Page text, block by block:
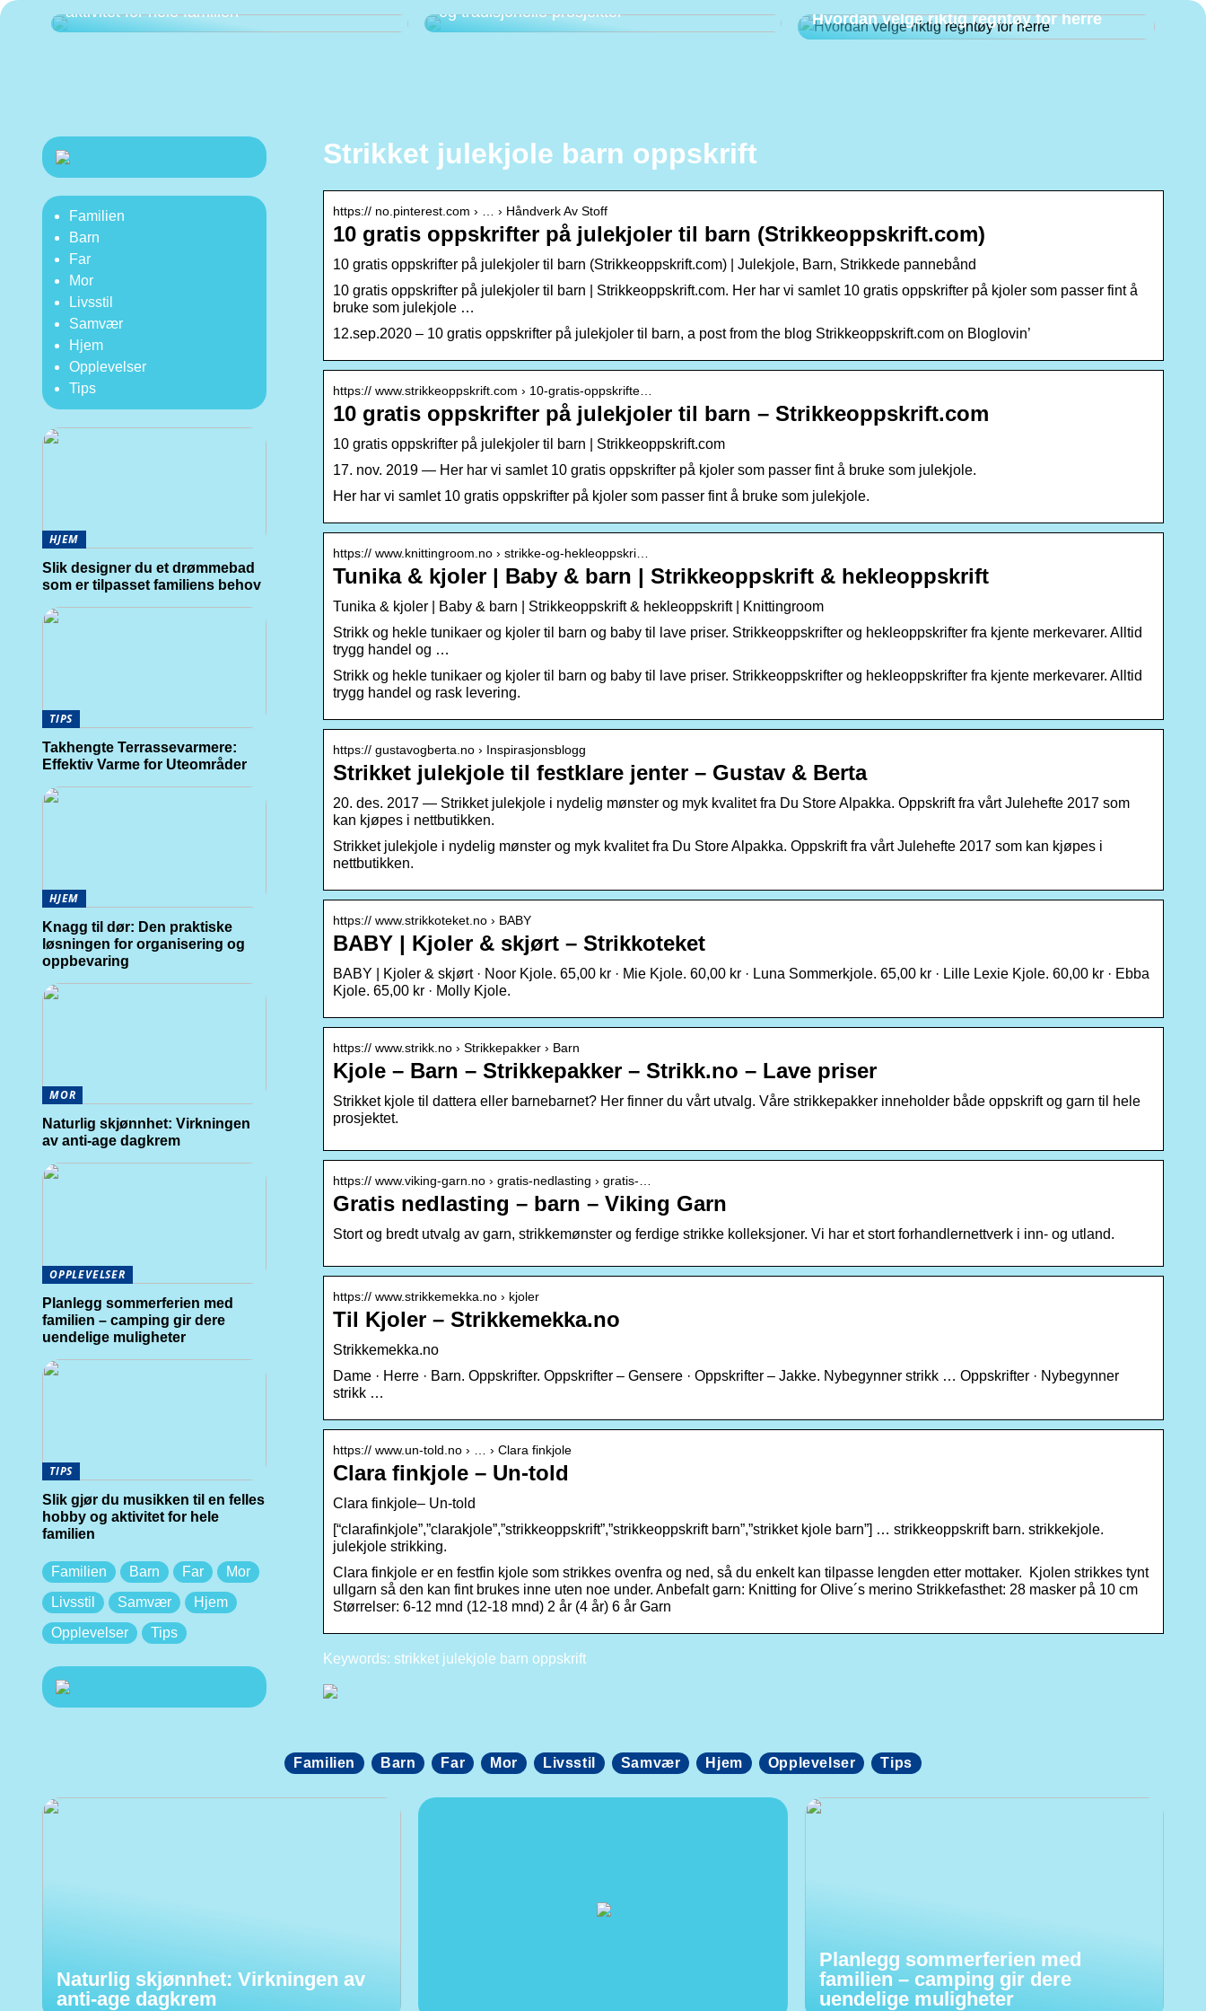
aktivitet for hele familien
og tradisjonelle prosjekter
Hvordan velge riktig regntøy for herre
Strikket julekjole barn oppskrift
https:// no.pinterest.com › … › Håndverk Av Stoff
10 gratis oppskrifter på julekjoler til barn (Strikkeoppskrift.com)
10 gratis oppskrifter på julekjoler til barn (Strikkeoppskrift.com) | Julekjole, Barn, Strikkede pannebånd
10 gratis oppskrifter på julekjoler til barn | Strikkeoppskrift.com. Her har vi samlet 10 gratis oppskrifter på kjoler som passer fint å
bruke som julekjole …
12.sep.2020 – 10 gratis oppskrifter på julekjoler til barn, a post from the blog Strikkeoppskrift.com on Bloglovin’
https:// www.strikkeoppskrift.com › 10-gratis-oppskrifte…
10 gratis oppskrifter på julekjoler til barn – Strikkeoppskrift.com
10 gratis oppskrifter på julekjoler til barn | Strikkeoppskrift.com
17. nov. 2019 — Her har vi samlet 10 gratis oppskrifter på kjoler som passer fint å bruke som julekjole.
Her har vi samlet 10 gratis oppskrifter på kjoler som passer fint å bruke som julekjole.
https:// www.knittingroom.no › strikke-og-hekleoppskri…
Tunika & kjoler | Baby & barn | Strikkeoppskrift & hekleoppskrift
Tunika & kjoler | Baby & barn | Strikkeoppskrift & hekleoppskrift | Knittingroom
Strikk og hekle tunikaer og kjoler til barn og baby til lave priser. Strikkeoppskrifter og hekleoppskrifter fra kjente merkevarer. Alltid
trygg handel og …
Strikk og hekle tunikaer og kjoler til barn og baby til lave priser. Strikkeoppskrifter og hekleoppskrifter fra kjente merkevarer. Alltid
trygg handel og rask levering.
https:// gustavogberta.no › Inspirasjonsblogg
Strikket julekjole til festklare jenter – Gustav & Berta
20. des. 2017 — Strikket julekjole i nydelig mønster og myk kvalitet fra Du Store Alpakka. Oppskrift fra vårt Julehefte 2017 som
kan kjøpes i nettbutikken.
Strikket julekjole i nydelig mønster og myk kvalitet fra Du Store Alpakka. Oppskrift fra vårt Julehefte 2017 som kan kjøpes i
nettbutikken.
https:// www.strikkoteket.no › BABY
BABY | Kjoler & skjørt – Strikkoteket
BABY | Kjoler & skjørt · Noor Kjole. 65,00 kr · Mie Kjole. 60,00 kr · Luna Sommerkjole. 65,00 kr · Lille Lexie Kjole. 60,00 kr · Ebba
Kjole. 65,00 kr · Molly Kjole.
https:// www.strikk.no › Strikkepakker › Barn
Kjole – Barn – Strikkepakker – Strikk.no – Lave priser
Strikket kjole til dattera eller barnebarnet? Her finner du vårt utvalg. Våre strikkepakker inneholder både oppskrift og garn til hele
prosjektet.
https:// www.viking-garn.no › gratis-nedlasting › gratis-…
Gratis nedlasting – barn – Viking Garn
Stort og bredt utvalg av garn, strikkemønster og ferdige strikke kolleksjoner. Vi har et stort forhandlernettverk i inn- og utland.
https:// www.strikkemekka.no › kjoler
Til Kjoler – Strikkemekka.no
Strikkemekka.no
Dame · Herre · Barn. Oppskrifter. Oppskrifter – Gensere · Oppskrifter – Jakke. Nybegynner strikk … Oppskrifter · Nybegynner
strikk …
https:// www.un-told.no › … › Clara finkjole
Clara finkjole – Un-told
Clara finkjole– Un-told
[“clarafinkjole”,”clarakjole”,”strikkeoppskrift”,”strikkeoppskrift barn”,”strikket kjole barn”] … strikkeoppskrift barn. strikkekjole.
julekjole strikking.
Clara finkjole er en festfin kjole som strikkes ovenfra og ned, så du enkelt kan tilpasse lengden etter mottaker. Kjolen strikkes tynt
ullgarn så den kan fint brukes inne uten noe under. Anbefalt garn: Knitting for Olive´s merino Strikkefasthet: 28 masker på 10 cm
Størrelser: 6-12 mnd (12-18 mnd) 2 år (4 år) 6 år Garn
Keywords: strikket julekjole barn oppskrift
Familien
Barn
Far
Mor
Livsstil
Samvær
Hjem
Opplevelser
Tips
HJEM
Slik designer du et drømmebad
som er tilpasset familiens behov
TIPS
Takhengte Terrassevarmere:
Effektiv Varme for Uteområder
HJEM
Knagg til dør: Den praktiske
løsningen for organisering og
oppbevaring
MOR
Naturlig skjønnhet: Virkningen
av anti-age dagkrem
OPPLEVELSER
Planlegg sommerferien med
familien – camping gir dere
uendelige muligheter
TIPS
Slik gjør du musikken til en felles
hobby og aktivitet for hele
familien
Familien Barn Far
Mor
Livsstil
Samvær
Hjem
Opplevelser
Tips
Familien Barn Far Mor Livsstil Samvær Hjem Opplevelser Tips
Naturlig skjønnhet: Virkningen av
anti-age dagkrem
Planlegg sommerferien med
familien – camping gir dere
uendelige muligheter